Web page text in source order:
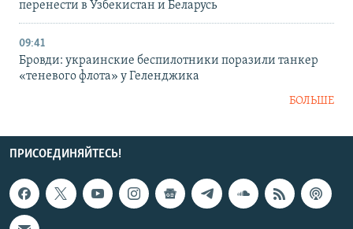
перенести в Узбекистан и Беларусь
09:41
Бровди: украинские беспилотники поразили танкер
«теневого флота» у Геленджика
БОЛЬШЕ
ПРИСОЕДИНЯЙТЕСЬ!